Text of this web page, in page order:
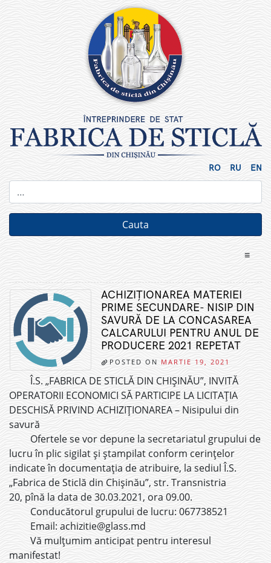
RO RU EN
≡
ACHIZIȚIONAREA MATERIEI
PRIME SECUNDARE- NISIP DIN
SAVURĂ DE LA CONCASAREA
CALCARULUI PENTRU ANUL DE
PRODUCERE 2021 REPETAT
POSTED ON MARTIE 19, 2021
Î.S. „FABRICA DE STICLĂ DIN CHIȘINĂU”, INVITĂ
OPERATORII ECONOMICI SĂ PARTICIPE LA LICITAȚIA
DESCHISĂ PRIVIND ACHIZIȚIONAREA – Nisipului din
savură
Ofertele se vor depune la secretariatul grupului de
lucru în plic sigilat și ștampilat conform cerințelor
indicate în documentația de atribuire, la sediul Î.S.
„Fabrica de Sticlă din Chișinău”, str. Transnistria
20, pînă la data de 30.03.2021, ora 09.00.
Conducătorul grupului de lucru: 067738521
Email: achizitie@glass.md
Vă mulțumim anticipat pentru interesul
manifestat!